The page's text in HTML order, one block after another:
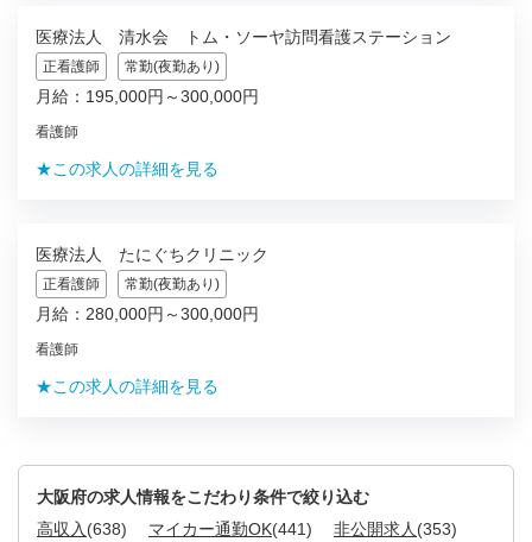
医療法人 清水会 トム・ソーヤ訪問看護ステーション
正看護師 常勤(夜勤あり)
月給：195,000円～300,000円
看護師
★この求人の詳細を見る
医療法人 たにぐちクリニック
正看護師 常勤(夜勤あり)
月給：280,000円～300,000円
看護師
★この求人の詳細を見る
大阪府の求人情報をこだわり条件で絞り込む
高収入 (638) マイカー通勤OK(441) 非公開求人 (353)